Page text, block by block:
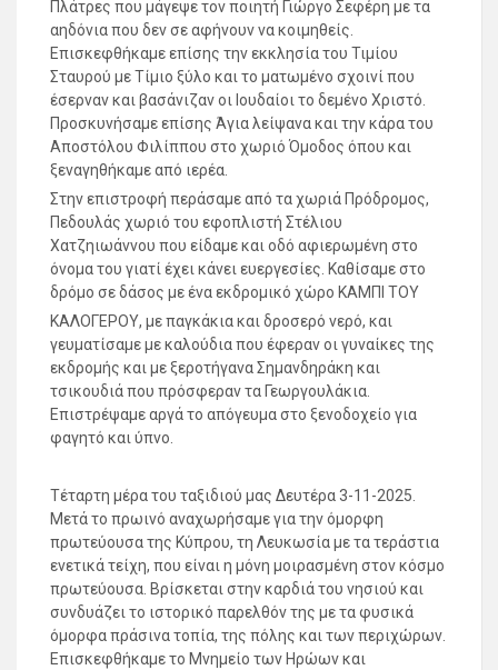
Πλάτρες που μάγεψε τον ποιητή Γιώργο Σεφέρη με τα
αηδόνια που δεν σε αφήνουν να κοιμηθείς.
Επισκεφθήκαμε επίσης την εκκλησία του Τιμίου
Σταυρού με Τίμιο ξύλο και το ματωμένο σχοινί που
έσερναν και βασάνιζαν οι Ιουδαίοι το δεμένο Χριστό.
Προσκυνήσαμε επίσης Άγια λείψανα και την κάρα του
Αποστόλου Φιλίππου στο χωριό Όμοδος όπου και
ξεναγηθήκαμε από ιερέα.
Στην επιστροφή περάσαμε από τα χωριά Πρόδρομος,
Πεδουλάς χωριό του εφοπλιστή Στέλιου
Χατζηιωάννου που είδαμε και οδό αφιερωμένη στο
όνομα του γιατί έχει κάνει ευεργεσίες. Καθίσαμε στο
δρόμο σε δάσος με ένα εκδρομικό χώρο ΚΑΜΠΙ ΤΟΥ
ΚΑΛΟΓΕΡΟΥ, με παγκάκια και δροσερό νερό, και
γευματίσαμε με καλούδια που έφεραν οι γυναίκες της
εκδρομής και με ξεροτήγανα Σημανδηράκη και
τσικουδιά που πρόσφεραν τα Γεωργουλάκια.
Επιστρέψαμε αργά το απόγευμα στο ξενοδοχείο για
φαγητό και ύπνο.
Τέταρτη μέρα του ταξιδιού μας Δευτέρα 3-11-2025.
Μετά το πρωινό αναχωρήσαμε για την όμορφη
πρωτεύουσα της Κύπρου, τη Λευκωσία με τα τεράστια
ενετικά τείχη, που είναι η μόνη μοιρασμένη στον κόσμο
πρωτεύουσα. Βρίσκεται στην καρδιά του νησιού και
συνδυάζει το ιστορικό παρελθόν της με τα φυσικά
όμορφα πράσινα τοπία, της πόλης και των περιχώρων.
Επισκεφθήκαμε το Μνημείο των Ηρώων και